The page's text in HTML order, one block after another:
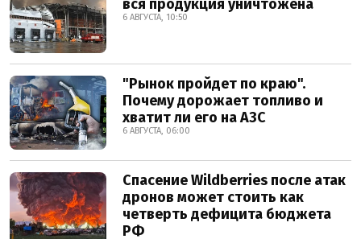
вся продукция уничтожена
6 АВГУСТА, 10:50
"Рынок пройдет по краю".
Почему дорожает топливо и
хватит ли его на АЗС
6 АВГУСТА, 06:00
Спасение Wildberries после атак
дронов может стоить как
четверть дефицита бюджета
РФ